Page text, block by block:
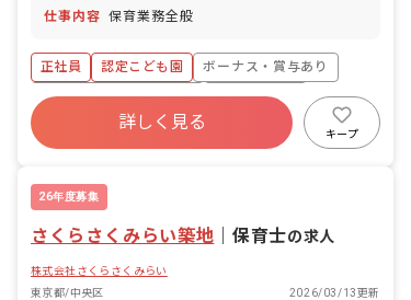
仕事内容 保育業務全般
正社員 認定こども園
ボーナス・賞与あり
寮・住宅・家賃補助あり
社会保険完備
福利厚生充実
退職金制度
詳しく見る
キープ
26年度募集
さくらさくみらい築地 ｜保育士の求人
株式会社さくらさくみらい
東京都/中央区
2026/03/13更新